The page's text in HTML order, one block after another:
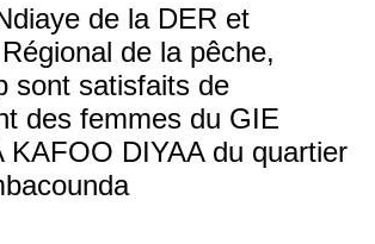
de la DER et
de la pêche,
sont satisfaits de
des femmes du GIE
KAFOO DIYAA du quartier